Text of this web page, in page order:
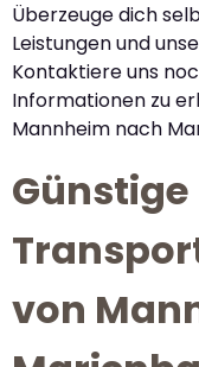
Überzeuge dich
Leistungen und
Kontaktiere uns
Informationen zu
Mannheim nach
Günstige
von